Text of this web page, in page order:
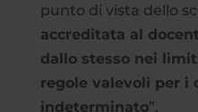
punto di vista dello
accreditata al
dallo stesso nei
regole valevoli per i
indeterminato”.